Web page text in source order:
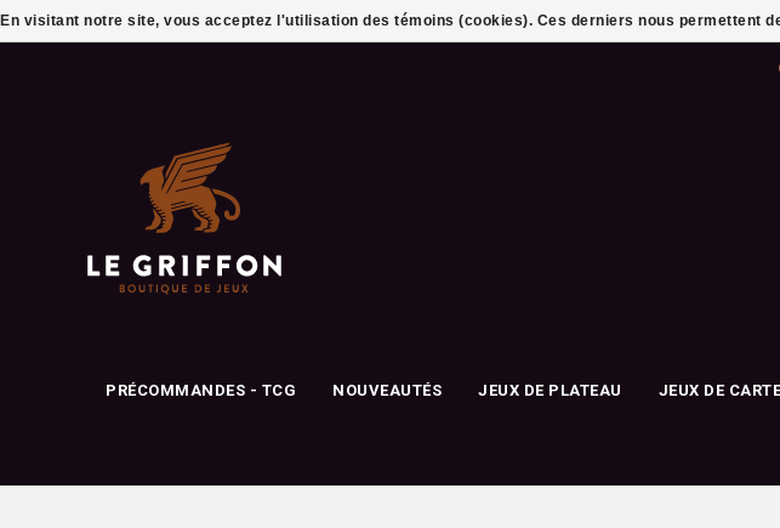
PRÉCOMMANDES - TCG NOUVEAUTÉS JEUX DE PLATEAU JEUX DE
En visitant notre site, vous acceptez l'utilisation des témoins (cookies). Ces derniers nous